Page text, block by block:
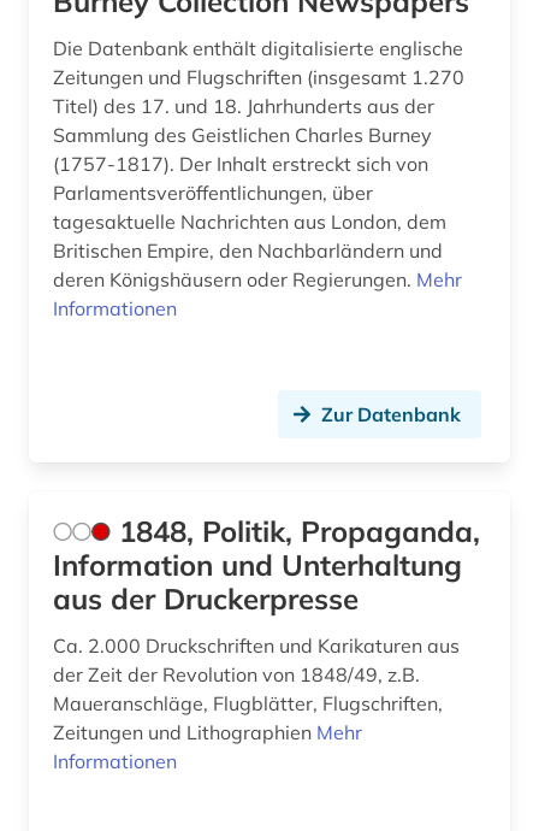
biographien (1)
biologie (1)
biowissenschaften (1)
black theater (1)
botanik (1)
boulevardpresse (1)
broadway (1)
buch (1)
buchhandel (1)
buchkunst (1)
Die Datenbank enthält digitalisierte englische
Zeitungen und Flugschriften (insgesamt 1.270
Titel) des 17. und 18. Jahrhunderts aus der
Sammlung des Geistlichen Charles Burney
(1757-1817). Der Inhalt erstreckt sich von
Parlamentsveröffentlichungen, über
tagesaktuelle Nachrichten aus London, dem
Britischen Empire, den Nachbarländern und
deren Königshäusern oder Regierungen. Mehr
Informationen
Zur Datenbank
1848, Politik, Propaganda,
Information und Unterhaltung
aus der Druckerpresse
Ca. 2.000 Druckschriften und Karikaturen aus
der Zeit der Revolution von 1848/49, z.B.
Maueranschläge, Flugblätter, Flugschriften,
Zeitungen und Lithographien Mehr
Informationen